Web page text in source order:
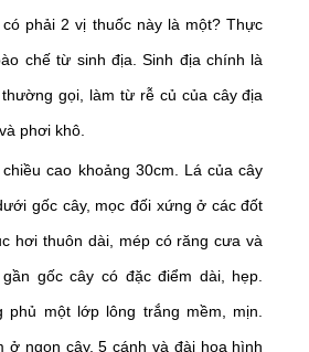
phải 2 vị thuốc này là một? Thực
chế từ sinh địa. Sinh địa chính là
gọi, làm từ rễ củ của cây địa
phơi khô.
cao khoảng 30cm. Lá của cây
gốc cây, mọc đối xứng ở các đốt
hơi thuôn dài, mép có răng cưa và
gốc cây có đặc điểm dài, hẹp.
phủ một lớp lông trắng mềm, mịn.
ở ngọn cây, 5 cánh và đài hoa hình